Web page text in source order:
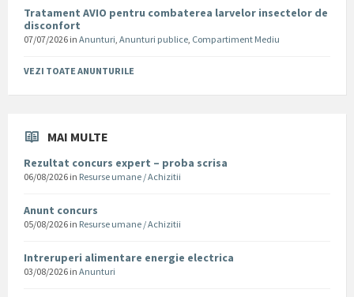
Tratament AVIO pentru combaterea larvelor insectelor de
disconfort
07/07/2026 in Anunturi, Anunturi publice, Compartiment Mediu
VEZI TOATE ANUNTURILE
MAI MULTE
Rezultat concurs expert – proba scrisa
06/08/2026 in Resurse umane / Achizitii
Anunt concurs
05/08/2026 in Resurse umane / Achizitii
Intreruperi alimentare energie electrica
03/08/2026 in Anunturi